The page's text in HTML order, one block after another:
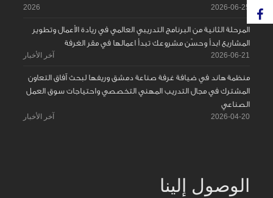
2026-06-25
2026
المرحلة الثانية من البرنامج التدريبي العالمي في ريادة الأعمال وتطوير
المشاريع ابدأ وحسّن مشروعك تبدأ اعمالها في مقر الغرفة
2026-06-21 آخر الأخبار
منظمة هاند في ضيافة غرفة صناعة دمشق وريفها لبحث آفاق التعاون
المشترك في مجال التدريب المهني التخصصي واحتياجات سوق العمل
الصناعي
2026-04-20 آخر الأخبار
الوصول إلينا